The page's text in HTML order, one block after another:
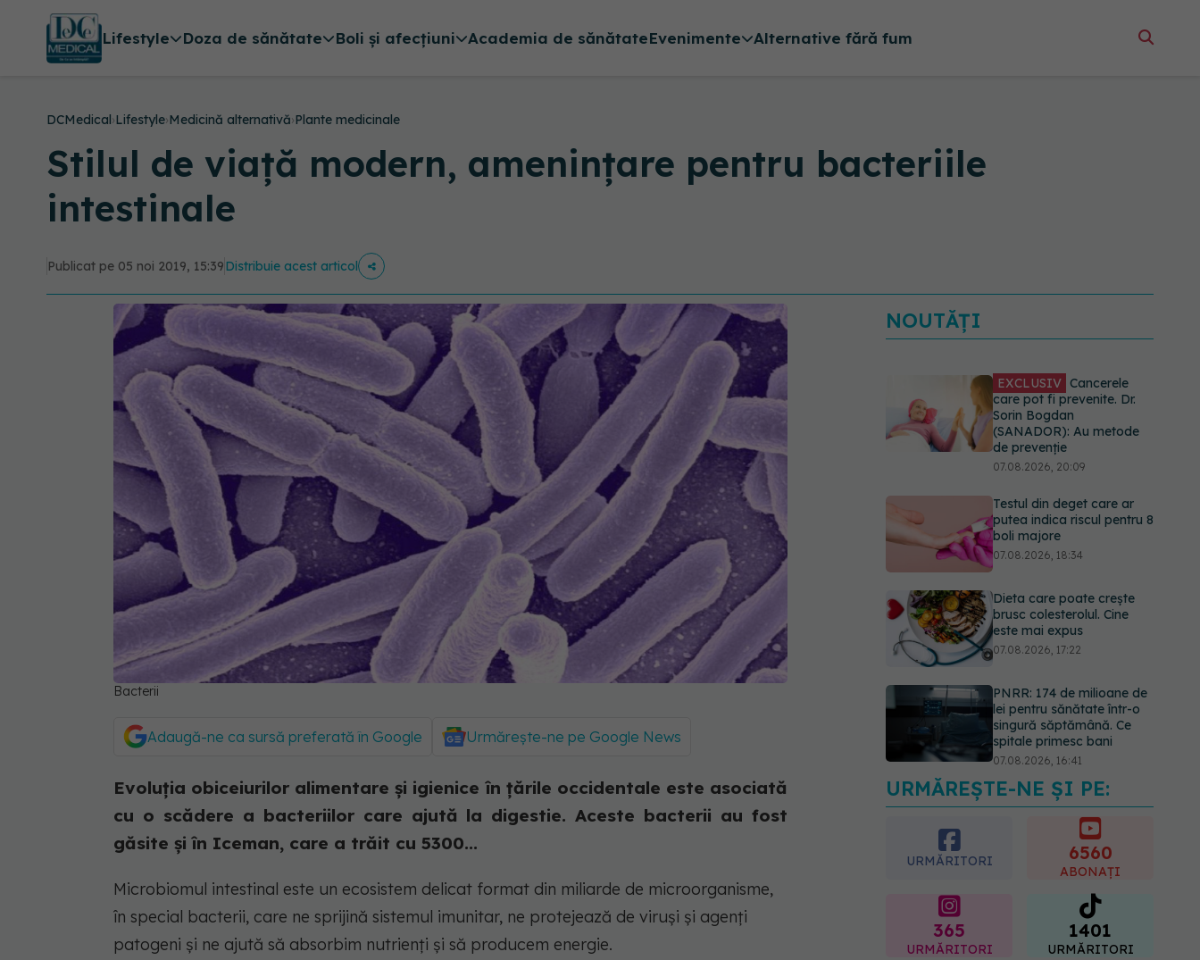
Lifestyle Doza de sănătate Boli și afecțiuni Academia de sănătateEvenimente Alternative fără fum
DCMedical›Lifestyle›Medicină alternativă›Plante medicinale
Stilul de viață modern, amenințare pentru bacteriile
intestinale
Publicat pe 05 noi 2019, 15:39Distribuie acest articol
Bacterii
Adaugă-ne ca sursă preferată în Google Urmărește-ne pe Google News
Evoluția obiceiurilor alimentare și igienice în țările occidentale este asociată
cu o scădere a bacteriilor care ajută la digestie. Aceste bacterii au fost
găsite și în Iceman, care a trăit cu 5300...
Microbiomul intestinal este un ecosistem delicat format din miliarde de microorganisme,
în special bacterii, care ne sprijină sistemul imunitar, ne protejează de viruși și agenți
patogeni și ne ajută să absorbim nutrienți și să producem energie.
NOUTĂȚI
EXCLUSIV Cancerele
care pot fi prevenite. Dr.
Sorin Bogdan
(SANADOR): Au metode
de prevenție
07.08.2026, 20:09
Testul din deget care ar
putea indica riscul pentru 8
boli majore
07.08.2026, 18:34
Dieta care poate crește
brusc colesterolul. Cine
este mai expus
07.08.2026, 17:22
PNRR: 174 de milioane de
lei pentru sănătate într-o
singură săptămână. Ce
spitale primesc bani
07.08.2026, 16:41
Ce spune culoarea ta
preferată despre vârsta
pe care o ai. Care este
"codul cromatic" al
URMĂREȘTE-NE ȘI PE:
URMĂRITORI 6560
ABONAȚI
365
URMĂRITORI
1401
URMĂRITORI